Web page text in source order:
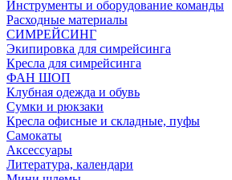
Инструменты и оборудование команды
Расходные материалы
СИМРЕЙСИНГ
Экипировка для симрейсинга
Кресла для симрейсинга
ФАН ШОП
Клубная одежда и обувь
Сумки и рюкзаки
Кресла офисные и складные, пуфы
Самокаты
Аксессуары
Литература, календари